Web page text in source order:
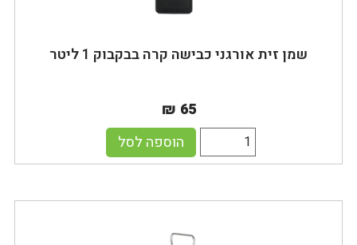
שמן זית אורגני כבישה קרה בבקבוק 1 ליטר
₪ 65
הוספה לסל